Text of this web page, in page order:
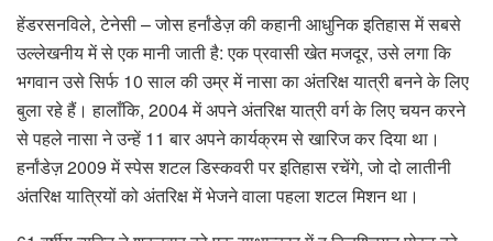
हेंडरसनविले, टेनेसी – जोस हर्नांडेज़ की कहानी आधुनिक इतिहास में सबसे
उल्लेखनीय में से एक मानी जाती है: एक प्रवासी खेत मजदूर, उसे लगा कि
भगवान उसे सिर्फ 10 साल की उम्र में नासा का अंतरिक्ष यात्री बनने के लिए
बुला रहे हैं। हालाँकि, 2004 में अपने अंतरिक्ष यात्री वर्ग के लिए चयन करने
से पहले नासा ने उन्हें 11 बार अपने कार्यक्रम से खारिज कर दिया था।
हर्नांडेज़ 2009 में स्पेस शटल डिस्कवरी पर इतिहास रचेंगे, जो दो लातीनी
अंतरिक्ष यात्रियों को अंतरिक्ष में भेजने वाला पहला शटल मिशन था।